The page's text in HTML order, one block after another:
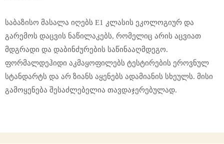
საბაზისო მასალა იღებს E1 კლასის ეკოლოგიურ და
გარემოს დაცვის ნაწილაკებს, რომელიც არის აცვიათ
მდგრადი და დაბინძურების საწინააღმდეგო.
ფორმალდეჰიდი აკმაყოფილებს ტესტირების ეროვნულ
სტანდარტს და არ ზიანს აყენებს ადამიანის სხეულს. მისი
გამოყენება შესაძლებელია თავდაჯერებულად.